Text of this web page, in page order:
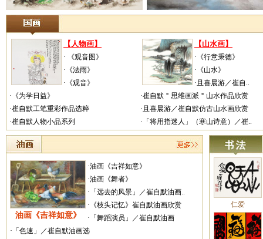
【人物画】
· 《观音图》
·《法雨》
·《观音》
·《为学日益》
·崔自默工笔重彩作品选粹
·崔自默人物小品系列
【山水画】
·《行意秉德》
·《山水》
·且喜晨游／崔自..
·崔自默＂思维画派＂山水作品欣赏
·且喜晨游／崔自默仿古山水画欣赏
·「将用指迷人」（寒山诗意）／崔..
油画《吉祥如意》
·油画《吉祥如意》
·油画《舞者》
·「远去的风景」／崔自默油画..
·《枝头记忆》崔自默油画欣赏
·「舞蹈演员」／崔自默油画
·「色速」／崔自默油画选
仁爱